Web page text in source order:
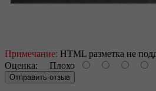
Примечание: HTML разметка не
Оценка: Плохо
Отправить отзыв